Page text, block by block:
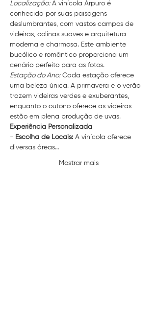
Localização: A vinícola Arpuro é
conhecida por suas paisagens
deslumbrantes, com vastos campos de
videiras, colinas suaves e arquitetura
moderna e charmosa. Este ambiente
bucólico e romântico proporciona um
cenário perfeito para as fotos.
Estação do Ano: Cada estação oferece
uma beleza única. A primavera e o verão
trazem videiras verdes e exuberantes,
enquanto o outono oferece as videiras
estão em plena produção de uvas.
Experiência Personalizada
- Escolha de Locais: A vinícola oferece
diversas áreas…
Mostrar mais